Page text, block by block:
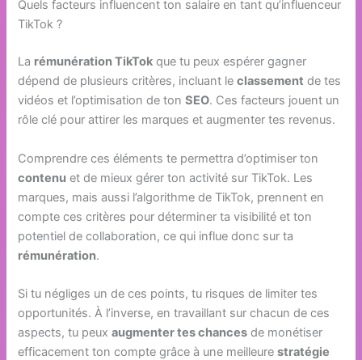
Quels facteurs influencent ton salaire en tant qu’influenceur
TikTok ?
La rémunération TikTok que tu peux espérer gagner
dépend de plusieurs critères, incluant leclassement de tes
vidéos et l’optimisation de tonSEO. Ces facteurs jouent un
rôle clé pour attirer les marques et augmenter tes revenus.
Comprendre ces éléments te permettra d’optimiser ton
contenu et de mieux gérer ton activité sur TikTok. Les
marques, mais aussi l’algorithme de TikTok, prennent en
compte ces critères pour déterminer ta visibilité et ton
potentiel de collaboration, ce qui influe donc sur ta
rémunération.
Si tu négliges un de ces points, tu risques de limiter tes
opportunités. À l’inverse, en travaillant sur chacun de ces
aspects, tu peuxaugmenter tes chances de monétiser
efficacement ton compte grâce à une meilleurestratégie